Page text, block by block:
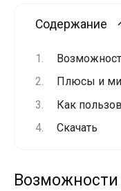
Содержание
Плюсы и
Как
Скачать
Возможности